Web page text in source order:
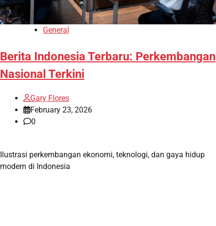
General
Berita Indonesia Terbaru: Perkembangan
Nasional Terkini
Gary Flores
February 23, 2026
0
Ilustrasi perkembangan ekonomi, teknologi, dan gaya hidup
modern di Indonesia